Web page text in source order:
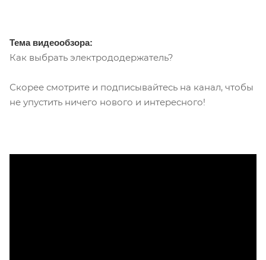
Тема видеообзора:
Как выбрать электрододержатель?
Скорее смотрите и подписывайтесь на канал, чтобы
не упустить ничего нового и интересного!